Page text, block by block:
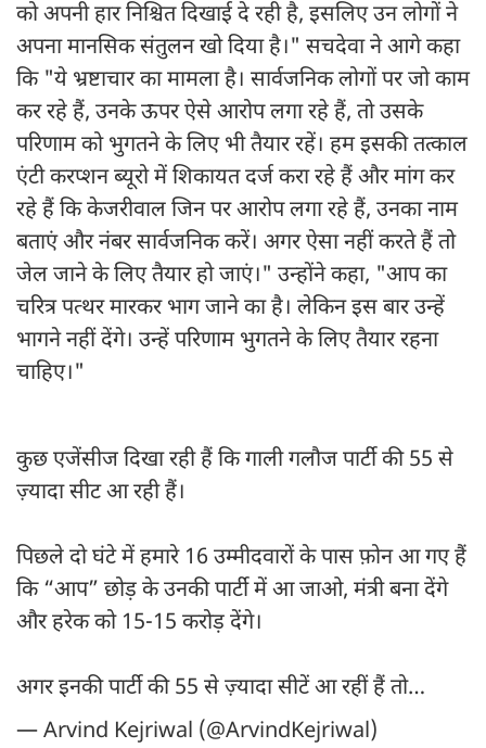
को अपनी हार निश्चित दिखाई दे रही है, इसलिए उन लोगों ने
अपना मानसिक संतुलन खो दिया है।" सचदेवा ने आगे कहा
कि "ये भ्रष्टाचार का मामला है। सार्वजनिक लोगों पर जो काम
कर रहे हैं, उनके ऊपर ऐसे आरोप लगा रहे हैं, तो उसके
परिणाम को भुगतने के लिए भी तैयार रहें। हम इसकी तत्काल
एंटी करप्शन ब्यूरो में शिकायत दर्ज करा रहे हैं और मांग कर
रहे हैं कि केजरीवाल जिन पर आरोप लगा रहे हैं, उनका नाम
बताएं और नंबर सार्वजनिक करें। अगर ऐसा नहीं करते हैं तो
जेल जाने के लिए तैयार हो जाएं।" उन्होंने कहा, "आप का
चरित्र पत्थर मारकर भाग जाने का है। लेकिन इस बार उन्हें
भागने नहीं देंगे। उन्हें परिणाम भुगतने के लिए तैयार रहना
चाहिए।"
कुछ एजेंसीज दिखा रही हैं कि गाली गलौज पार्टी की 55 से
ज़्यादा सीट आ रही हैं।
पिछले दो घंटे में हमारे 16 उम्मीदवारों के पास फ़ोन आ गए हैं
कि “आप” छोड़ के उनकी पार्टी में आ जाओ, मंत्री बना देंगे
और हरेक को 15-15 करोड़ देंगे।
अगर इनकी पार्टी की 55 से ज़्यादा सीटें आ रहीं हैं तो…
— Arvind Kejriwal (@ArvindKejriwal)